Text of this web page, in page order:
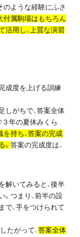
る
祝日)
求
のような経験にふさ
付属駒場はもちろん
活用し、上質な演習
成度を上げる訓練
しがちで、答案全体
３年の夏休みくら
持ち、答案の完成
。 答案の完成度は、
解いてみると、後半
。つまり、前半の設
で、手をつけられて
たがって、答案全体